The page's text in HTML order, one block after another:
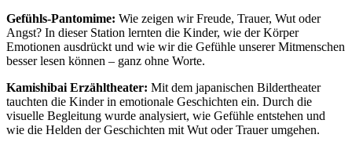
Gefühls-Pantomime: Wie zeigen wir Freude, Trauer, Wut oder
Angst? In dieser Station lernten die Kinder, wie der Körper
Emotionen ausdrückt und wie wir die Gefühle unserer Mitmenschen
besser lesen können – ganz ohne Worte.
Kamishibai Erzähltheater: Mit dem japanischen Bildertheater
tauchten die Kinder in emotionale Geschichten ein. Durch die
visuelle Begleitung wurde analysiert, wie Gefühle entstehen und
wie die Helden der Geschichten mit Wut oder Trauer umgehen.